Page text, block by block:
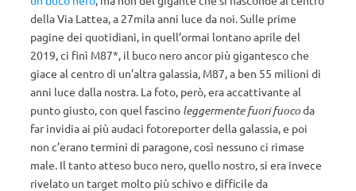
della Via Lattea, a 27mila anni luce da noi. Sulle prime
pagine dei quotidiani, in quell’ormai lontano aprile del
2019, ci finì M87*, il buco nero ancor più gigantesco che
giace al centro di un’altra galassia, M87, a ben 55 milioni di
anni luce dalla nostra. La foto, però, era accattivante al
punto giusto, con quel fascino leggermente fuori fuocoda
far invidia ai più audaci fotoreporter della galassia, e poi
non c’erano termini di paragone, così nessuno ci rimase
male. Il tanto atteso buco nero, quello nostro, si era invece
rivelato un target molto più schivo e difficile da